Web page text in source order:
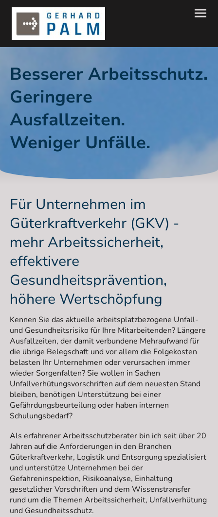
Besserer Arbeitsschutz.
Geringere
Ausfallzeiten.
Weniger Unfälle.
Für Unternehmen im
Güterkraftverkehr (GKV) -
mehr Arbeitssicherheit,
effektivere
Gesundheitsprävention,
höhere Wertschöpfung
Kennen Sie das aktuelle arbeitsplatzbezogene Unfall-
und Gesundheitsrisiko für Ihre Mitarbeitenden? Längere
Ausfallzeiten, der damit verbundene Mehraufwand für
die übrige Belegschaft und vor allem die Folgekosten
belasten Ihr Unternehmen oder verursachen immer
wieder Sorgenfalten? Sie wollen in Sachen
Unfallverhütungsvorschriften auf dem neuesten Stand
bleiben, benötigen Unterstützung bei einer
Gefährdungsbeurteilung oder haben internen
Schulungsbedarf?
Als erfahrener Arbeitsschutzberater bin ich seit über 20
Jahren auf die Anforderungen in den Branchen
Güterkraftverkehr, Logistik und Entsorgung spezialisiert
und unterstütze Unternehmen bei der
Gefahreninspektion, Risikoanalyse, Einhaltung
gesetzlicher Vorschriften und dem Wissenstransfer
rund um die Themen Arbeitssicherheit, Unfallverhütung
und Gesundheitsschutz.